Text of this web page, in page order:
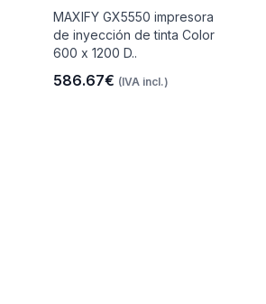
MAXIFY GX5550 impresora
de inyección de tinta Color
600 x 1200 D..
586.67€ (IVA incl.)